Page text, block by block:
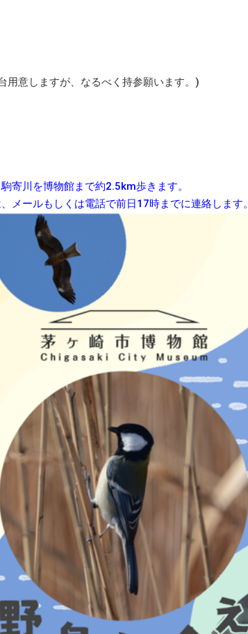
用意しますが、なるべく持参願います。)
寄川を博物館まで約2.5km歩きます。
メールもしくは電話で前日17時までに連絡します。